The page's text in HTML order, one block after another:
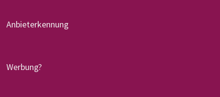
Anbieterkennung
Werbung?